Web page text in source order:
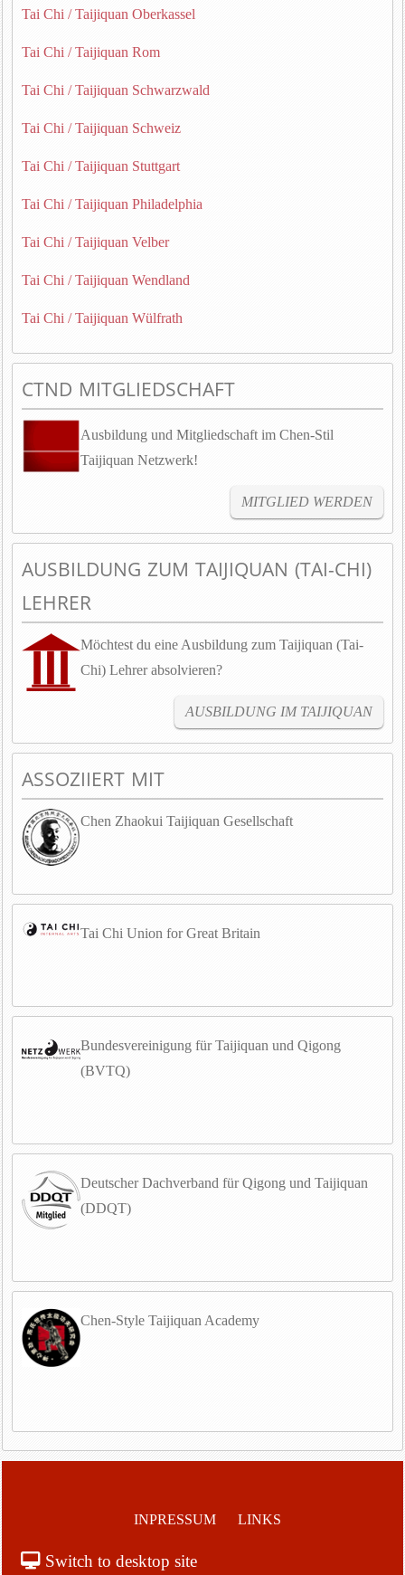
Tai Chi / Taijiquan Oberkassel
Tai Chi / Taijiquan Rom
Tai Chi / Taijiquan Schwarzwald
Tai Chi / Taijiquan Schweiz
Tai Chi / Taijiquan Stuttgart
Tai Chi / Taijiquan Philadelphia
Tai Chi / Taijiquan Velber
Tai Chi / Taijiquan Wendland
Tai Chi / Taijiquan Wülfrath
CTND MITGLIEDSCHAFT
Ausbildung und Mitgliedschaft im Chen-Stil
Taijiquan Netzwerk!
MITGLIED WERDEN
AUSBILDUNG ZUM TAIJIQUAN (TAI-CHI)
LEHRER
Möchtest du eine Ausbildung zum Taijiquan (Tai-
Chi) Lehrer absolvieren?
AUSBILDUNG IM TAIJIQUAN
ASSOZIIERT MIT
Chen Zhaokui Taijiquan Gesellschaft
Tai Chi Union for Great Britain
Bundesvereinigung für Taijiquan und Qigong
(BVTQ)
Deutscher Dachverband für Qigong und Taijiquan
(DDQT)
Chen-Style Taijiquan Academy
INPRESSUM LINKS
Switch to desktop site